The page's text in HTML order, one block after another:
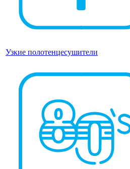
Узкие полотенцесушители